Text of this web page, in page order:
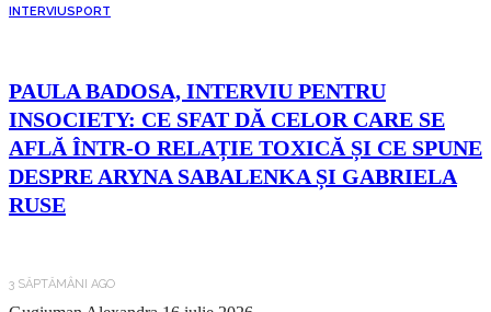
INTERVIUSPORT
PAULA BADOSA, INTERVIU PENTRU
INSOCIETY: CE SFAT DĂ CELOR CARE SE
AFLĂ ÎNTR-O RELAȚIE TOXICĂ ȘI CE SPUNE
DESPRE ARYNA SABALENKA ȘI GABRIELA
RUSE
3 SĂPTĂMÂNI AGO